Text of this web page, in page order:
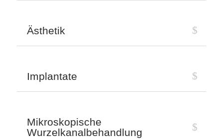
Ästhetik
Implantate
Mikroskopische
Wurzelkanalbehandlung